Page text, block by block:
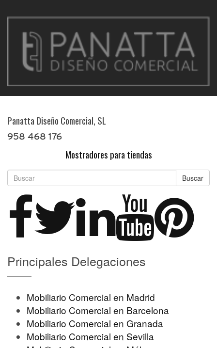
Panatta Diseño Comercial, SL
958 468 176
Mostradores para tiendas
Buscar
Principales Delegaciones
Mobiliario Comercial en Madrid
Mobiliario Comercial en Barcelona
Mobiliario Comercial en Granada
Mobiliario Comercial en Sevilla